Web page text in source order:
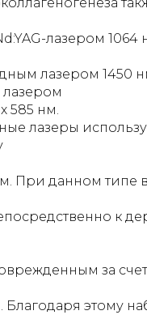
лазером 1064
лазером 1450
585 нм.
лазеры
При данном типе
к
за
Благодаря этому